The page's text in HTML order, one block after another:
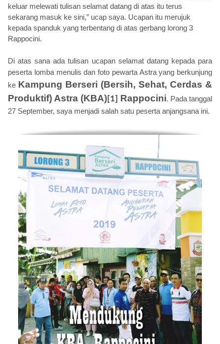
keluar melewati tulisan selamat datang di atas itu terus
sekarang masuk ke sini,” ucap saya. Ucapan itu merujuk
kepada spanduk yang terbentang di atas gerbang lorong 3
Rappocini.
Di atas sana ada tulisan ucapan selamat datang kepada para
peserta lomba menulis dan foto pewarta Astra yang berkunjung
ke Kampung Berseri (Bersih, Sehat, Cerdas &
Produktif) Astra (KBA)[1] Rappocini. Pada tanggal
27 September, saya menjadi salah satu peserta anjangsana ini.